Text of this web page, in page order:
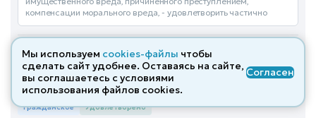
компенсации морального вреда, - удовлетворить частично
ПОЛНЫЙ ТЕКСТ Все похожие дела
Решение по делу № 2-1825/2023
Гражданское Удовлетворено
Мы используем cookies-файлы чтобы
сделать сайт удобнее. Оставаясь на сайте,
вы соглашаетесь с условиями
использования файлов cооkies.
Согласен